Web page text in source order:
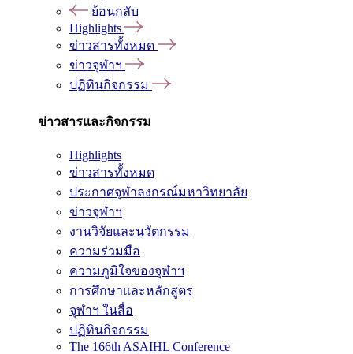
ย้อนกลับ
Highlights
ข่าวสารทั้งหมด
ข่าวจุฬาฯ
ปฏิทินกิจกรรม
ข่าวสารและกิจกรรม
Highlights
ข่าวสารทั้งหมด
ประกาศจุฬาลงกรณ์มหาวิทยาลัย
ข่าวจุฬาฯ
งานวิจัยและนวัตกรรม
ความร่วมมือ
ความภูมิใจของจุฬาฯ
การศึกษาและหลักสูตร
จุฬาฯ ในสื่อ
ปฏิทินกิจกรรม
The 166th ASAIHL Conference